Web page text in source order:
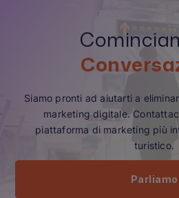
Siamo pronti ad aiutarti a
marketing digitale.
piattaforma di marketing più
turistico.
Parliamo